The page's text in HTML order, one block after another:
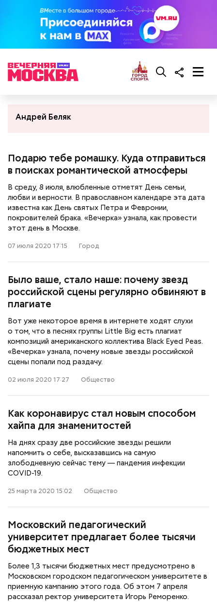
Андрей Беляк
Подарю тебе ромашку. Куда отправиться
в поисках романтической атмосферы
В среду, 8 июля, влюбленные отметят День семьи,
любви и верности. В православном календаре эта дата
известна как День святых Петра и Февронии,
покровителей брака. «Вечерка» узнала, как провести
этот день в Москве.
07 июля 2020 17:15 Город
Было ваше, стало наше: почему звезд
российской сцены регулярно обвиняют в
плагиате
Вот уже некоторое время в интернете ходят слухи
о том, что в песнях группы Little Big есть плагиат
композиций американского коллектива Black Eyed Peas.
«Вечерка» узнала, почему новые звезды российской
сцены попали под раздачу.
02 июля 2020 17:27 Общество
Как коронавирус стал новым способом
хайпа для знаменитостей
На днях сразу две российские звезды решили
напомнить о себе, высказавшись на самую
злободневную сейчас тему — пандемия инфекции
COVID-19.
25 марта 2020 15:02 Общество
Московский педагогический
университет предлагает более тысячи
бюджетных мест
Более 1,3 тысячи бюджетных мест предусмотрено в
Московском городском педагогическом университете в
приемную кампанию этого года. Об этом 7 апреля
рассказал ректор университета Игорь Реморенко.